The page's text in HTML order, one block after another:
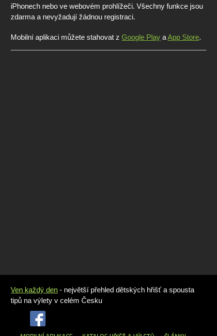
iPhonech nebo ve webovém prohlížeči. Všechny funkce jsou
zdarma a nevyžadují žádnou registraci.
Mobilní aplikaci můžete stahovat zGoogle Play aApp Store.
Ven každý den - největší přehled dětských hřišť a spousta
tipů na výlety v celém Česku